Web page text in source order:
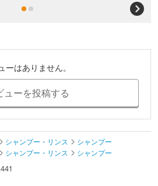
ーはありません。
ューを投稿する
シャンプー・リンス
シャンプー
シャンプー・リンス
シャンプー